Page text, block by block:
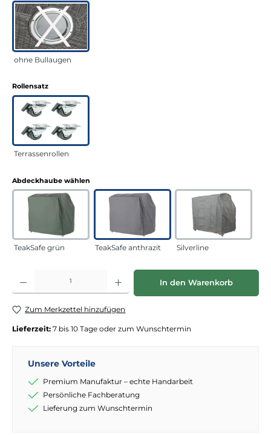
ohne Bullaugen
Rollensatzauswählen
Terrassenrollen
Abdeckhaube wählen
TeakSafe grün TeakSafe anthrazit Silverline
Produkt Anzahl: Gib den gewünschten Wert ein oder benutze die
In den Warenkorb
Zum Merkzettel hinzufügen
Lieferzeit: 7 bis 10 Tage oder zum Wunschtermin
Unsere Vorteile
Premium Manufaktur – echte Handarbeit
Persönliche Fachberatung
Lieferung zum Wunschtermin